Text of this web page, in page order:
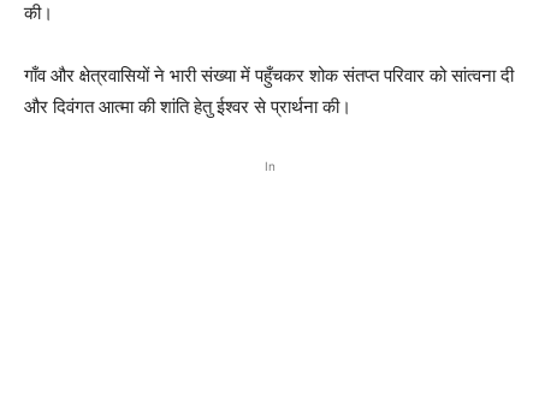
की।
गाँव और क्षेत्रवासियों ने भारी संख्या में पहुँचकर शोक संतप्त परिवार को सांत्वना दी
और दिवंगत आत्मा की शांति हेतु ईश्वर से प्रार्थना की।
In